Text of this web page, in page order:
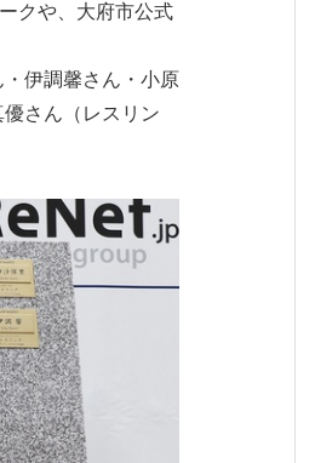
クや、大府市公式
伊調馨さん・小原
さん（レスリン